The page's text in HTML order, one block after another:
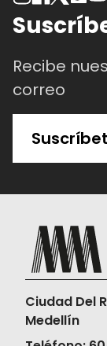
Recibe
correo
Ciudad Del
Medellín